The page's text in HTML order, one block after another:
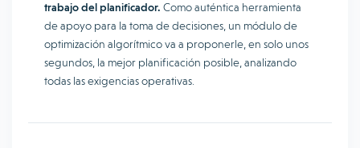
trabajo del planificador. Como auténtica herramienta
de apoyo para la toma de decisiones, un módulo de
optimización algorítmico va a proponerle, en solo unos
segundos, la mejor planificación posible, analizando
todas las exigencias operativas.